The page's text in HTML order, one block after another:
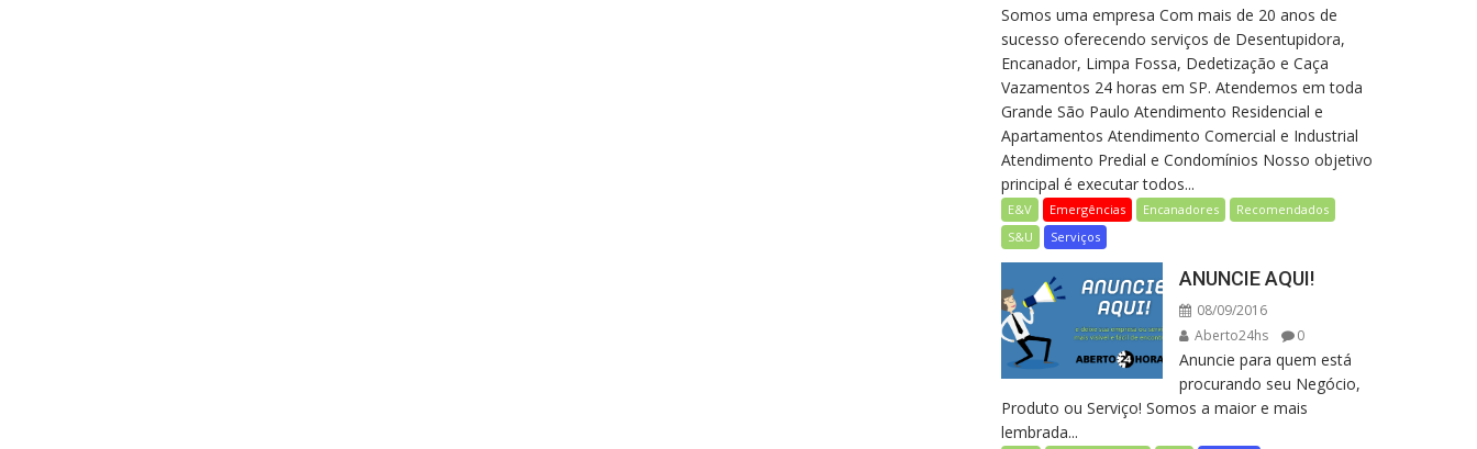
Somos uma empresa Com mais de 20 anos de
sucesso oferecendo serviços de Desentupidora,
Encanador, Limpa Fossa, Dedetização e Caça
Vazamentos 24 horas em SP. Atendemos em toda
Grande São Paulo Atendimento Residencial e
Apartamentos Atendimento Comercial e Industrial
Atendimento Predial e Condomínios Nosso objetivo
principal é executar todos...
E&V Emergências Encanadores
Recomendados
S&U
Serviços
ANUNCIE AQUI!
08/09/2016
Aberto24hs
0
Anuncie para quem está
procurando seu Negócio,
Produto ou Serviço! Somos a maior e mais
lembrada...